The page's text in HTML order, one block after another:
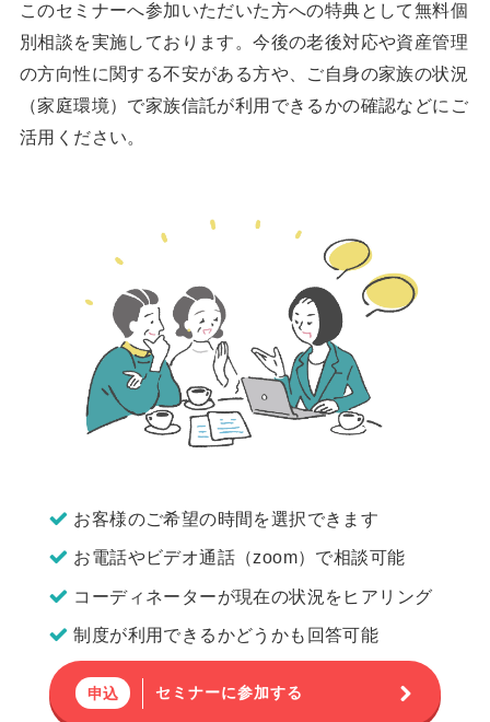
このセミナーへ参加いただいた方への特典として無料個
別相談を実施しております。今後の老後対応や資産管理
の方向性に関する不安がある方や、ご自身の家族の状況
（家庭環境）で家族信託が利用できるかの確認などにご
活用ください。
お客様のご希望の時間を選択できます
お電話やビデオ通話（zoom）で相談可能
コーディネーターが現在の状況をヒアリング
制度が利用できるかどうかも回答可能
申込 セミナーに参加する